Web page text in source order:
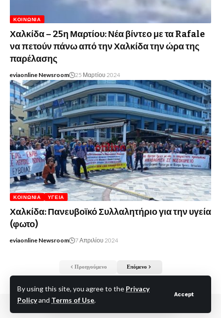
By using this site, you agree to the Privacy
Policyand Terms of Use.
Accept
ΚΟΙΝΩΝΊΑ
Χαλκίδα – 25η Μαρτίου: Νέα βίντεο με τα Rafale
να πετούν πάνω από την Χαλκίδα την ώρα της
παρέλασης
eviaonline Newsroom 25 Μαρτίου 2024
ΚΟΙΝΩΝΊΑ ΥΓΕΊΑ
Χαλκίδα: Πανευβοϊκό Συλλαλητήριο για την υγεία
(φωτο)
eviaonline Newsroom 7 Απριλίου 2024
Προηγούμενο Επόμενο